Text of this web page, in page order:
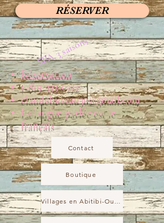
RÉSERVER
SPA 3 saisons
Réservation
1-819-333-0222
claudebureau30@gmail.com
La langue parlée est le
français
Contact
Boutique